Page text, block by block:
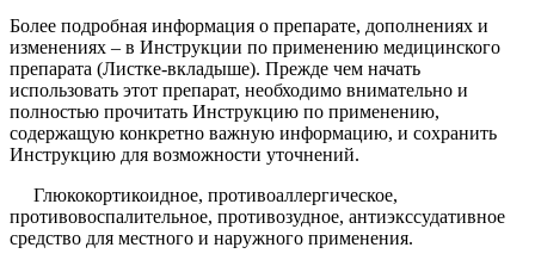
Более подробная информация о препарате, дополнениях и
изменениях – в Инструкции по применению медицинского
препарата (Листке-вкладыше). Прежде чем начать
использовать этот препарат, необходимо внимательно и
полностью прочитать Инструкцию по применению,
содержащую конкретно важную информацию, и сохранить
Инструкцию для возможности уточнений.
Глюкокортикоидное, противоаллергическое,
противовоспалительное, противозудное, антиэкссудативное
средство для местного и наружного применения.